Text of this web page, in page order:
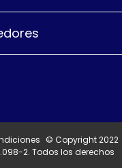
© Copyright 2022
2. Todos los derechos